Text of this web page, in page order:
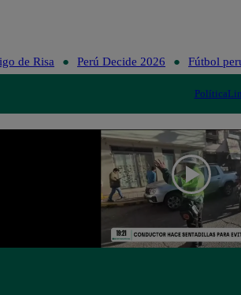
de Risa Perú Decide 2026 Fútbol
Política